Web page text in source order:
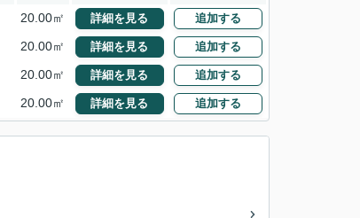
20.00㎡ 詳細を見る 追加する
20.00㎡ 詳細を見る 追加する
20.00㎡ 詳細を見る 追加する
20.00㎡ 詳細を見る 追加する